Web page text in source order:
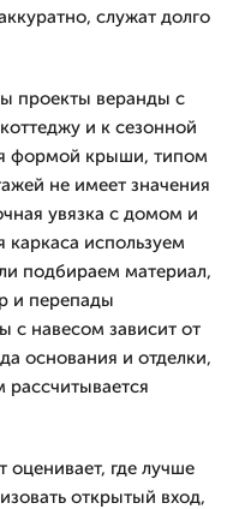
служат долго
проекты веранды с
и к сезонной
формой крыши, типом
не имеет значения
увязка с домом и
каркаса используем
подбираем материал,
и перепады
с навесом зависит от
основания и отделки,
оценивает, где лучше
открытый вход,